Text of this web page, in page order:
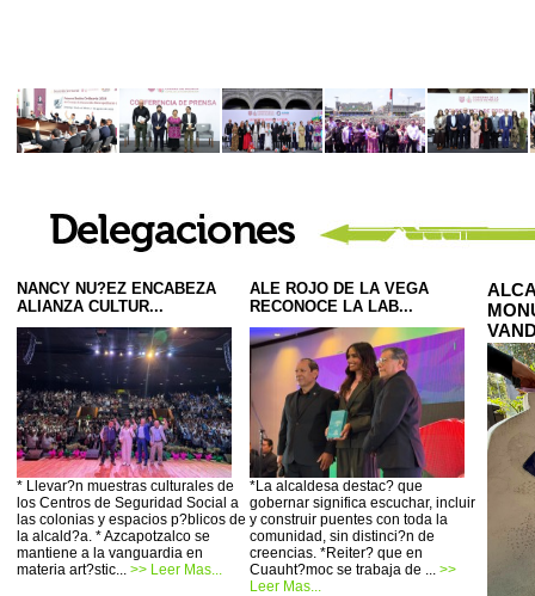
NANCY NU?EZ ENCABEZA
ALIANZA CULTUR...
* Llevar?n muestras culturales de
los Centros de Seguridad Social a
las colonias y espacios p?blicos de
la alcald?a. * Azcapotzalco se
mantiene a la vanguardia en
materia art?stic... >> Leer Mas...
ALE ROJO DE LA VEGA
RECONOCE LA LAB...
*La alcaldesa destac? que
gobernar significa escuchar, incluir
y construir puentes con toda la
comunidad, sin distinci?n de
creencias. *Reiter? que en
Cuauht?moc se trabaja de ... >>
Leer Mas...